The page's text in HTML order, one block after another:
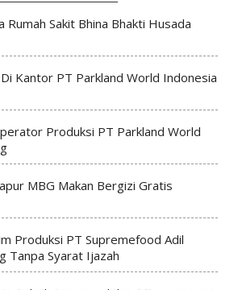
Sakit Bhina Bhakti Husada
Kantor PT Parkland World Indonesia
Produksi PT Parkland World
MBG Makan Bergizi Gratis
Produksi PT Supremefood Adil
Tanpa Syarat Ijazah